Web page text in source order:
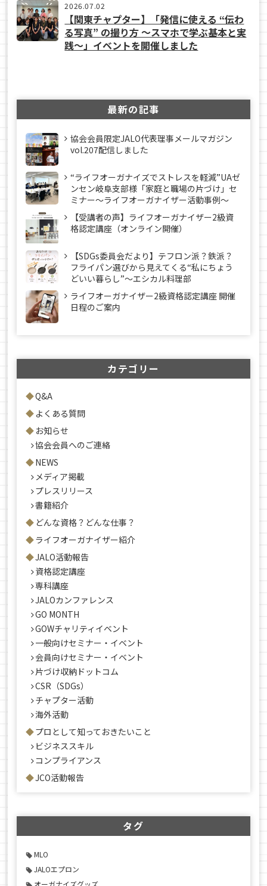
2026.07.02
【関東チャプター】「発信に使える “伝わ
る写真” の撮り方 ～スマホで学ぶ基本と実
践～」イベントを開催しました
最新の記事
協会会員限定JALO代表理事メールマガジン
vol.207配信しました
“ライフオーガナイズでストレスを軽減”UAゼ
ンセン岐阜支部様「家庭と職場の片づけ」セ
ミナー～ライフオーガナイザー活動事例〜
【受講者の声】ライフオーガナイザー2級資
格認定講座（オンライン開催）
【SDGs委員会だより】テフロン派？鉄派？
フライパン選びから見えてくる“私にちょう
どいい暮らし”～エシカル料理部
ライフオーガナイザー2級資格認定講座 開催
日程のご案内
カテゴリー
Q&A
よくある質問
お知らせ
協会会員へのご連絡
NEWS
メディア掲載
プレスリリース
書籍紹介
どんな資格？どんな仕事？
ライフオーガナイザー紹介
JALO活動報告
資格認定講座
専科講座
JALOカンファレンス
GO MONTH
GOWチャリティイベント
一般向けセミナー・イベント
会員向けセミナー・イベント
片づけ収納ドットコム
CSR（SDGs）
チャプター活動
海外活動
プロとして知っておきたいこと
ビジネススキル
コンプライアンス
JCO活動報告
タグ
MLO
JALOエプロン
オーガナイズグッズ